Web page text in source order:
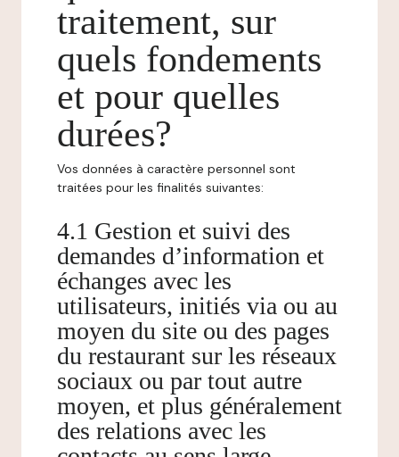
traitement, sur
quels fondements
et pour quelles
durées?
Vos données à caractère personnel sont
traitées pour les finalités suivantes:
4.1 Gestion et suivi des
demandes d’information et
échanges avec les
utilisateurs, initiés via ou au
moyen du site ou des pages
du restaurant sur les réseaux
sociaux ou par tout autre
moyen, et plus généralement
des relations avec les